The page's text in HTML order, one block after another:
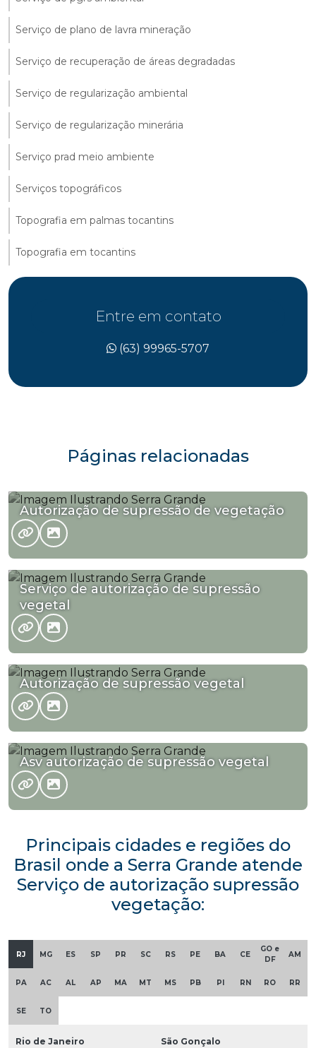
Serviço de plano de lavra mineração
Serviço de recuperação de áreas degradadas
Serviço de regularização ambiental
Serviço de regularização minerária
Serviço prad meio ambiente
Serviços topográficos
Topografia em palmas tocantins
Topografia em tocantins
Entre em contato
(63) 99965-5707
Páginas relacionadas
Autorização de supressão de vegetação
Serviço de autorização de supressão
vegetal
Autorização de supressão vegetal
Asv autorização de supressão vegetal
Principais cidades e regiões do
Brasil onde a Serra Grande atende
Serviço de autorização supressão
vegetação:
RJ MG ES SP PR SC RS PE BA CE
GO e
DF
AM
PA AC AL AP MA MT MS PB PI RN RO RR
SE TO
Rio de Janeiro São Gonçalo